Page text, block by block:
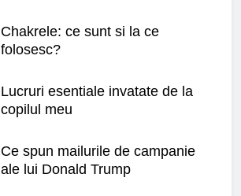
Chakrele: ce sunt si la ce
folosesc?
Lucruri esentiale invatate de la
copilul meu
Ce spun mailurile de campanie
ale lui Donald Trump